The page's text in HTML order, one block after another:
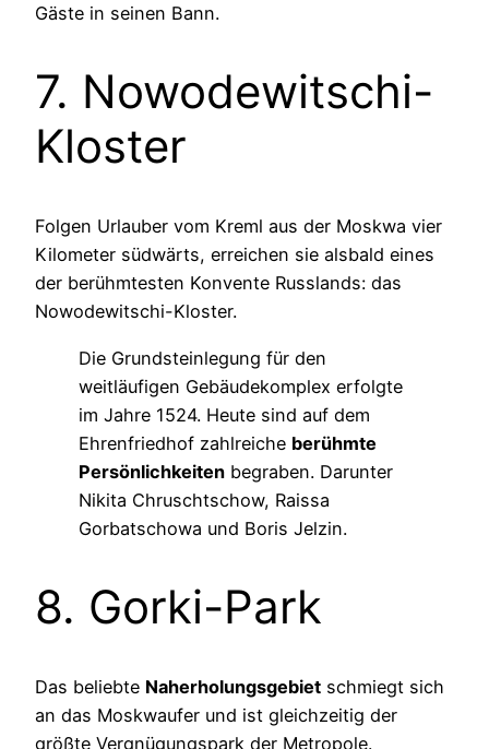
Gäste in seinen Bann.
7. Nowodewitschi-
Kloster
Folgen Urlauber vom Kreml aus der Moskwa vier
Kilometer südwärts, erreichen sie alsbald eines
der berühmtesten Konvente Russlands: das
Nowodewitschi-Kloster.
Die Grundsteinlegung für den
weitläufigen Gebäudekomplex erfolgte
im Jahre 1524. Heute sind auf dem
Ehrenfriedhof zahlreiche berühmte
Persönlichkeiten begraben. Darunter
Nikita Chruschtschow, Raissa
Gorbatschowa und Boris Jelzin.
8. Gorki-Park
Das beliebte Naherholungsgebiet schmiegt sich
an das Moskwaufer und ist gleichzeitig der
größte Vergnügungspark der Metropole.